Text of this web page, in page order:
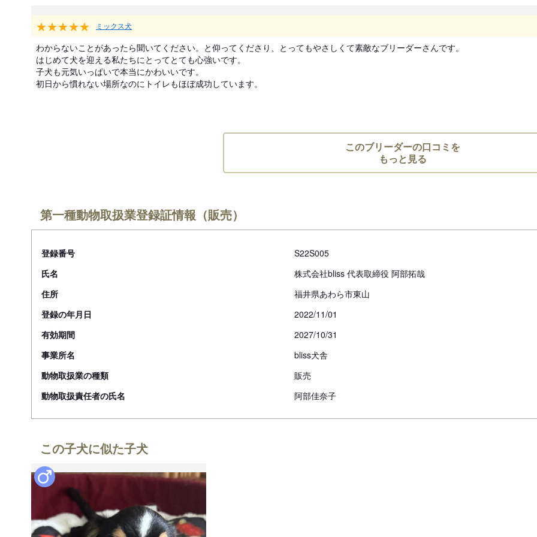
★★★★★ ミックス犬
わからないことがあったら聞いてください。と仰ってくださり、とってもやさしくて素敵なブリーダーさんです。
はじめて犬を迎える私たちにとってとても心強いです。
子犬も元気いっぱいで本当にかわいいです。
初日から慣れない場所なのにトイレもほぼ成功しています。
このブリーダーの口コミを
もっと見る
第一種動物取扱業登録証情報（販売）
登録番号
S22S005
氏名
株式会社bliss 代表取締役 阿部拓哉
住所
福井県あわら市東山
登録の年月日
2022/11/01
有効期間
2027/10/31
事業所名
bliss犬舎
動物取扱業の種類
販売
動物取扱責任者の氏名
阿部佳奈子
この子犬に似た子犬